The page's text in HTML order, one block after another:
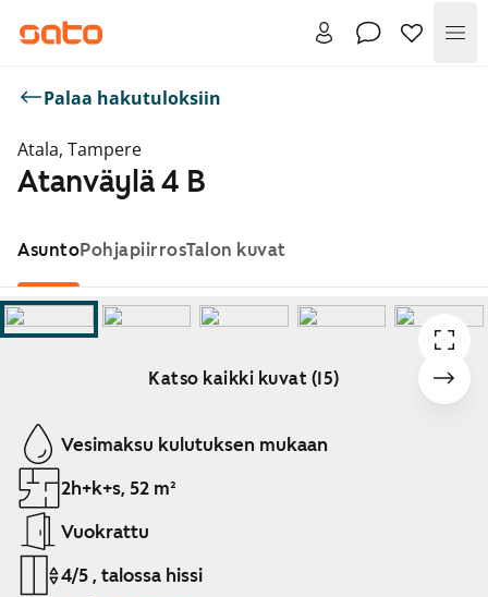
Palaa hakutuloksiin
Atala, Tampere
Atanväylä 4 B
AsuntoPohjapiirrosTalon kuvat
Katso kaikki kuvat (15)
Näytetään dia 1 / 15
Vesimaksu kulutuksen mukaan
2h+k+s, 52 m²
Vuokrattu
4/5 , talossa hissi